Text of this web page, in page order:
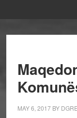
MAY 6, 2017BY